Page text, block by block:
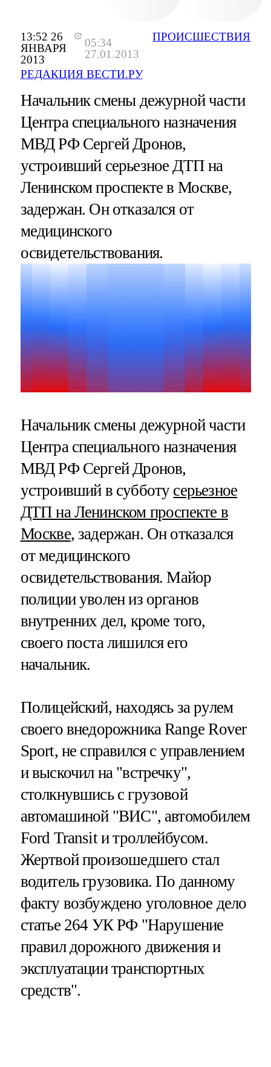
13:52 26
ЯНВАРЯ
2013
05:34
27.01.2013
РЕДАКЦИЯ ВЕСТИ.РУ
ПРОИСШЕСТВИЯ
Начальник смены дежурной части
Центра специального назначения
МВД РФ Сергей Дронов,
устроивший серьезное ДТП на
Ленинском проспекте в Москве,
задержан. Он отказался от
медицинского
освидетельствования.
Начальник смены дежурной части
Центра специального назначения
МВД РФ Сергей Дронов,
устроивший в субботу серьезное
ДТП на Ленинском проспекте в
Москве, задержан. Он отказался
от медицинского
освидетельствования. Майор
полиции уволен из органов
внутренних дел, кроме того,
своего поста лишился его
начальник.
Полицейский, находясь за рулем
своего внедорожника Range Rover
Sport, не справился с управлением
и выскочил на "встречку",
столкнувшись с грузовой
автомашиной "ВИС", автомобилем
Ford Transit и троллейбусом.
Жертвой произошедшего стал
водитель грузовика. По данному
факту возбуждено уголовное дело
статье 264 УК РФ "Нарушение
правил дорожного движения и
эксплуатации транспортных
средств".